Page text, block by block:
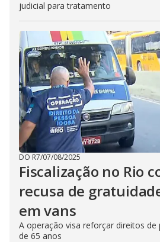
judicial para tratamento
DO R7/07/08/2025
Fiscalização no Rio
recusa de
em vans
A operação visa reforçar direitos de
de 65 anos